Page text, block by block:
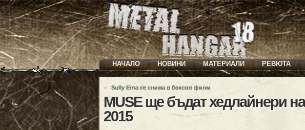
НАЧАЛО НОВИНИ МАТЕРИАЛИ РЕВЮТА
« Sully Erna се снима в боксов филм
MUSE ще бъдат хедлайнери
2015